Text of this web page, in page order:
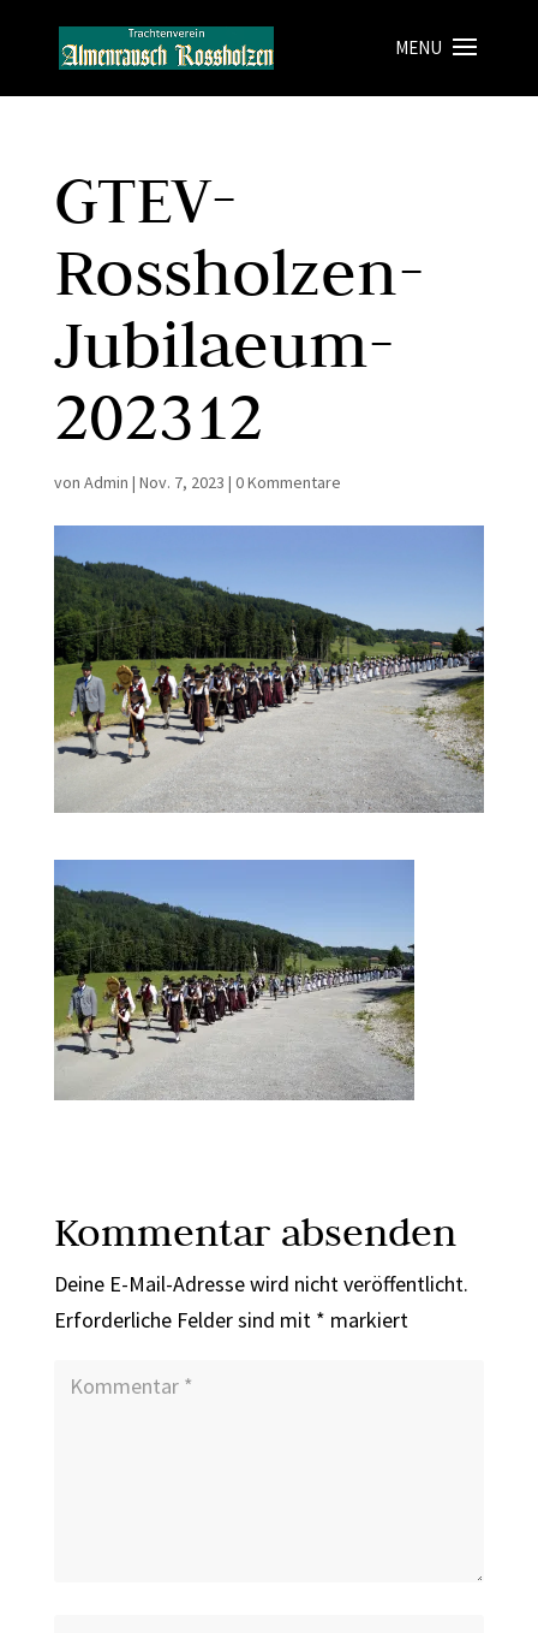
GTEV-
Rossholzen-
Jubilaeum-
202312
von Admin | Nov. 7, 2023 | 0 Kommentare
Kommentar absenden
Deine E-Mail-Adresse wird nicht veröffentlicht.
Erforderliche Felder sind mit * markiert